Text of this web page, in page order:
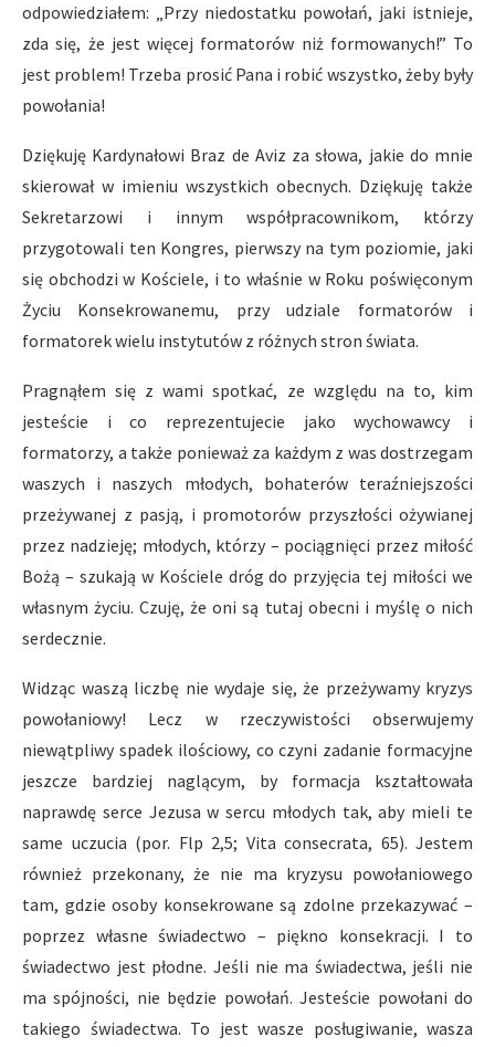
odpowiedziałem: „Przy niedostatku powołań, jaki istnieje,
zda się, że jest więcej formatorów niż formowanych!” To
jest problem! Trzeba prosić Pana i robić wszystko, żeby były
powołania!
Dziękuję Kardynałowi Braz de Aviz za słowa, jakie do mnie
skierował w imieniu wszystkich obecnych. Dziękuję także
Sekretarzowi i innym współpracownikom, którzy
przygotowali ten Kongres, pierwszy na tym poziomie, jaki
się obchodzi w Kościele, i to właśnie w Roku poświęconym
Życiu Konsekrowanemu, przy udziale formatorów i
formatorek wielu instytutów z różnych stron świata.
Pragnąłem się z wami spotkać, ze względu na to, kim
jesteście i co reprezentujecie jako wychowawcy i
formatorzy, a także ponieważ za każdym z was dostrzegam
waszych i naszych młodych, bohaterów teraźniejszości
przeżywanej z pasją, i promotorów przyszłości ożywianej
przez nadzieję; młodych, którzy – pociągnięci przez miłość
Bożą – szukają w Kościele dróg do przyjęcia tej miłości we
własnym życiu. Czuję, że oni są tutaj obecni i myślę o nich
serdecznie.
Widząc waszą liczbę nie wydaje się, że przeżywamy kryzys
powołaniowy! Lecz w rzeczywistości obserwujemy
niewątpliwy spadek ilościowy, co czyni zadanie formacyjne
jeszcze bardziej naglącym, by formacja kształtowała
naprawdę serce Jezusa w sercu młodych tak, aby mieli te
same uczucia (por. Flp 2,5; Vita consecrata, 65). Jestem
również przekonany, że nie ma kryzysu powołaniowego
tam, gdzie osoby konsekrowane są zdolne przekazywać –
poprzez własne świadectwo – piękno konsekracji. I to
świadectwo jest płodne. Jeśli nie ma świadectwa, jeśli nie
ma spójności, nie będzie powołań. Jesteście powołani do
takiego świadectwa. To jest wasze posługiwanie, wasza